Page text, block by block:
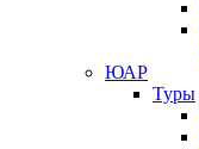
ЮАР
Туры